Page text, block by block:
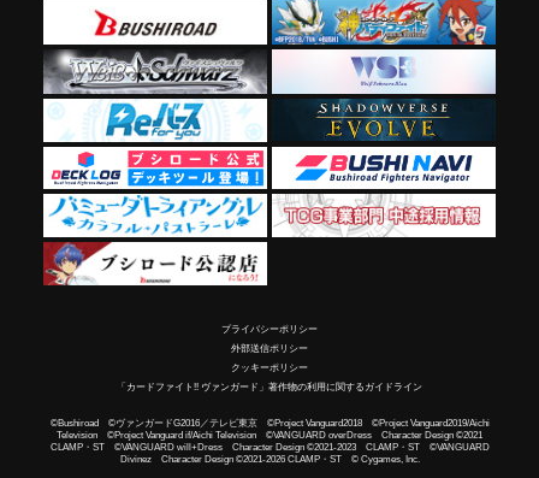
プライバシーポリシー
外部送信ポリシー
クッキーポリシー
「カードファイト!! ヴァンガード」著作物の利用に関するガイドライン
©Bushiroad ©ヴァンガードG2016／テレビ東京 ©Project Vanguard2018 ©Project Vanguard2019/Aichi
Television ©Project Vanguard if/Aichi Television ©VANGUARD overDress Character Design ©2021
CLAMP・ST ©VANGUARD will+Dress Character Design ©2021-2023 CLAMP・ST ©VANGUARD
Divinez Character Design ©2021-2026 CLAMP・ST © Cygames, Inc.